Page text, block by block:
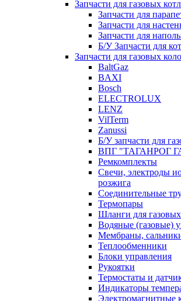
Запчасти для газовых
Запчасти для
Запчасти для
Запчасти для
Б/У Запчасти для
Запчасти для газовых
BaltGaz
BAXI
Bosch
ELECTROLUX
LENZ
VilTerm
Zanussi
Б/У запчасти для
ВПГ "ТАГАНРОГ
Ремкомплекты
Свечи, электроды
розжига
Соединительные
Термопары
Шланги для
Водяные (газовые)
Мембраны,
Теплообменники
Блоки управления
Рукоятки
Термостаты и
Индикаторы
Электромагнитные